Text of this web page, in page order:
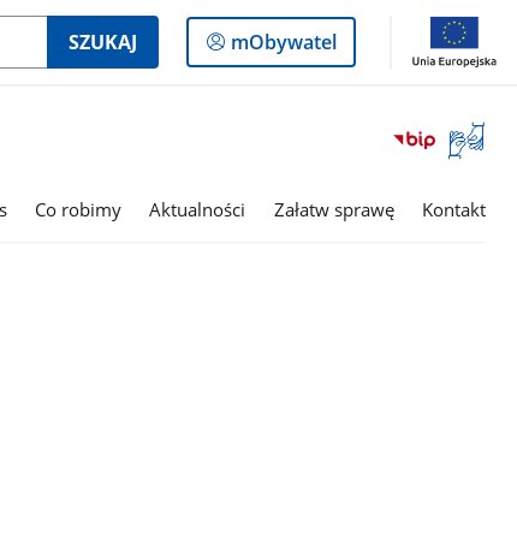
SZUKAJ
Logowanie
do
mObywatel
Otwórz
okno
Co robimy Aktualności Załatw sprawę Kontakt